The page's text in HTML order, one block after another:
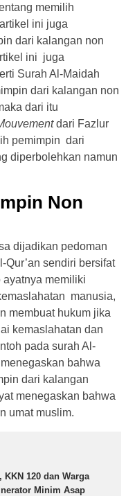
memilih
ini juga
dari kalangan non
ini juga
Surah Al-Maidah
dari kalangan non
dari itu
dari Fazlur
pemimpin dari
diperbolehkan namun
Non
dijadikan pedoman
Qur’an sendiri bersifat
ayatnya memiliki
manusia,
membuat hukum jika
kemaslahatan dan
pada surah Al-
bahwa
dari kalangan
menegaskan bahwa
umat muslim.
120 dan Warga
Minim Asap